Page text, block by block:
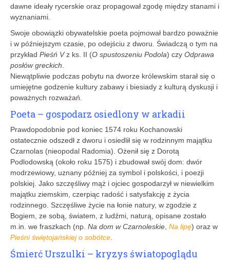
dawne ideały rycerskie oraz propagował zgodę między stanami i
wyznaniami.
Swoje obowiązki obywatelskie poeta pojmował bardzo poważnie
i w późniejszym czasie, po odejściu z dworu. Świadczą o tym na
przykład Pieśń Vz ks. II (O spustoszeniu Podola) czy Odprawa
posłów greckich
Niewątpliwie podczas pobytu na dworze królewskim starał się o
umiejętne godzenie kultury zabawy i biesiady z kulturą dyskusji i
poważnych rozważań.
Poeta – gospodarz osiedlony w arkadii
Prawdopodobnie pod koniec 1574 roku Kochanowski
ostatecznie odszedł z dworu i osiedlił się w rodzinnym majątku
Czarnolas (nieopodal Radomia). Ożenił się z Dorotą
Podlodowską (około roku 1575) i zbudował swój dom: dwór
modrzewiowy, uznany później za symbol i polskości, i poezji
polskiej. Jako szczęśliwy mąż i ojciec gospodarzył w niewielkim
majątku ziemskim, czerpiąc radość i satysfakcję z życia
rodzinnego. Szczęśliwe życie na łonie natury, w zgodzie z
Bogiem, ze sobą, światem, z ludźmi, naturą, opisane zostało
m.in. we fraszkach (np. Na dom w Czarnoleskie Na lipę) oraz w
Pieśni świętojańskiej o sobótce
Śmierć Urszulki – kryzys światopoglądu